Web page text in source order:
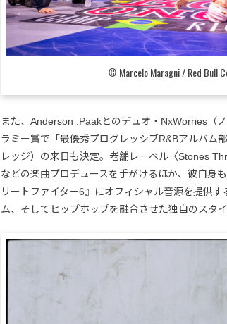
©︎ Marcelo Maragni / Red Bull
また、Anderson .Paakとのデュオ・NxWorries（
ラミー賞で「最優秀プログレッシブR&Bアルバム
レッジ）の来日も決定。老舗レーベル〈Stones
などの楽曲プロデュースを手がけるほか、彼自身
リートファイター6』にオフィシャル音源を提供
ム、そしてヒップホップを融合させた独自のスタ